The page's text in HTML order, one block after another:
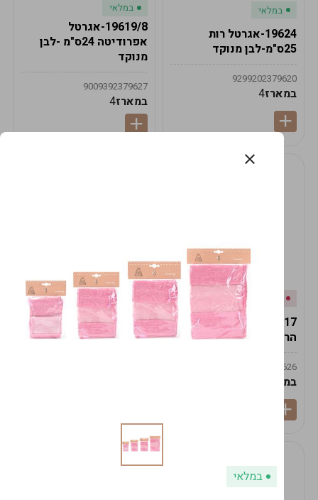
במלאי
19624-אגרטל רות
25ס"מ-לבן מנוקד
9299202379620
במארז4
במלאי
19619/8-אגרטל
אפרודיטה 24ס"מ -לבן
מנוקד
9009392379627
במארז4
אזל המלאי
19617-2/17-אגרטל
הרמס 19ס"מ -לבן נקי
9009492379626
במארז
במלאי
19617/6-אגרטל הרמס
19ס"מ -לבן מנוקד
במלאי